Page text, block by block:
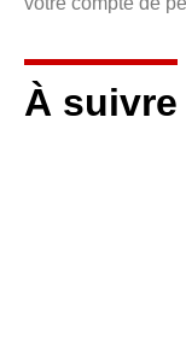
À suivre